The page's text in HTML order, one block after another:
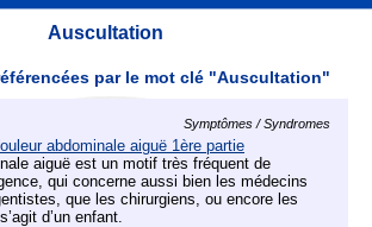
Auscultation
par le mot clé "Auscultation"
Symptômes / Syndromes
abdominale aiguë 1ère partie
aiguë est un motif très fréquent de
qui concerne aussi bien les médecins
que les chirurgiens, ou encore les
d’un enfant.